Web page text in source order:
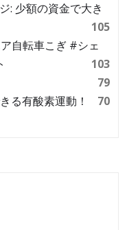
: 少額の資金で大き
105
自転車こぎ #シェ
103
79
る有酸素運動！
70